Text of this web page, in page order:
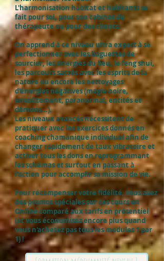
L'harmonisation habitat et habitants se
fait pour soi, pour son cabinet de
thérapeute ou pour des clients.
On apprend à ce niveau ultra expert à se
perfectionner avec les baguettes de
sourcier, les énergies du lieu, le feng shui,
les parcours sacrés avec les esprits de la
nature ou encore les nettoyages
d'énergies négatives (magie noire,
envoûtement, paranormal, entités et
démons...).
Les niveaux avancés nécessitent de
pratiquer avec les exercices donnés en
coaching chamanique individuel afin de
changer rapidement de taux vibratoire et
activer tous les dons en reprogrammant
les schémas et surtout en passant à
l'action pour accomplir sa mission de vie.
Pour récompenser votre fidélité, vous avez
des promos spéciales sur ces cours en
Online comparé aux tarifs en présentiel
(et vous économisez encore plus quand
vous n'achetez pas tous les modules 1 par
1) !